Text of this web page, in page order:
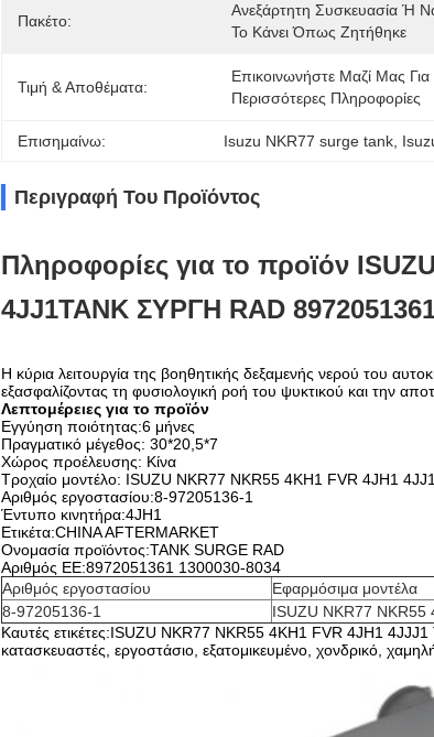
Πακέτο:
Ανεξάρτητη Συσκευασία Ή
Το Κάνει Όπως Ζητήθηκε
Τιμή & Αποθέματα:
Επικοινωνήστε Μαζί Μας Για
Περισσότερες Πληροφορίες
Επισημαίνω: Isuzu NKR77 surge tank
Περιγραφή Του Προϊόντος
Πληροφορίες για το προϊόν ISUZU
4JJ1ΤΑΝΚ ΣΥΡΓΗ RAD
Η κύρια λειτουργία της βοηθητικής δεξαμενής νερού του
εξασφαλίζοντας τη φυσιολογική ροή του ψυκτικού και την
Λεπτομέρειες για το προϊόν
Εγγύηση ποιότητας:6 μήνες
Πραγματικό μέγεθος: 30*20,5*7
Χώρος προέλευσης: Κίνα
Τροχαίο μοντέλο: ISUZU NKR77 NKR55 4KH1 FVR 4JH1 4JJ1
Αριθμός εργοστασίου:8-97205136-1
Έντυπο κινητήρα:4JH1
Ετικέτα:CHINA AFTERMARKET
Ονομασία προϊόντος:TANK SURGE RAD
Αριθμός ΕΕ:8972051361 1300030-8034
Αριθμός εργοστασίου
Εφαρμόσιμα μοντέλα
8-97205136-1
ISUZU NKR77 NKR55
Καυτές ετικέτες:ISUZU NKR77 NKR55 4KH1 FVR 4JH1
κατασκευαστές, εργοστάσιο, εξατομικευμένο, χονδρικό,